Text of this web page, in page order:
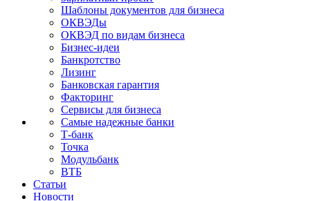
Шаблоны документов для бизнеса
ОКВЭДы
ОКВЭД по видам бизнеса
Бизнес-идеи
Банкротство
Лизинг
Банковская гарантия
Факторинг
Сервисы для бизнеса
Самые надежные банки
Т-банк
Точка
Модульбанк
ВТБ
Статьи
Новости